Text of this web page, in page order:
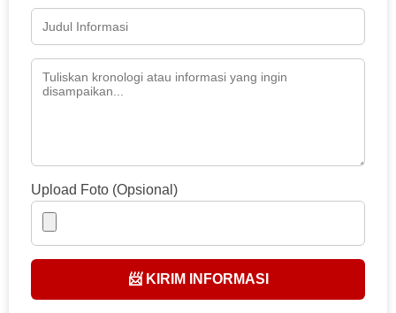
Upload Foto (Opsional)
📨 KIRIM INFORMASI